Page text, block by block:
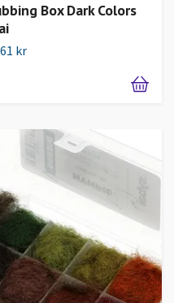
Box Dark Colors
kr